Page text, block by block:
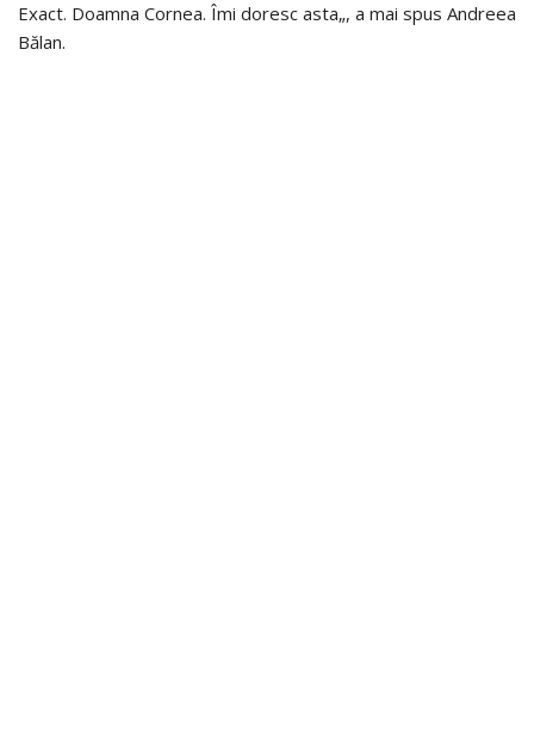
Exact. Doamna Cornea. Îmi doresc asta„, a mai spus Andreea
Bălan.